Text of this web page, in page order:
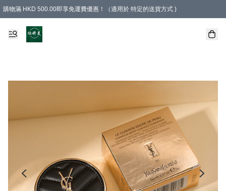
購物滿 HKD 500.00即享免運費優惠！（適用於 特定的送貨方式 )